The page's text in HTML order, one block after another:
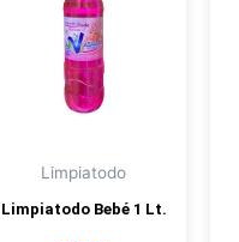
Limpiatodo
Limpiatodo Bebé 1 Lt.